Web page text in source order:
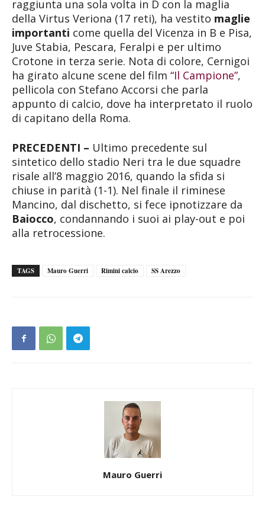
raggiunta una sola volta in D con la maglia
della Virtus Veriona (17 reti), ha vestito maglie
importanti come quella del Vicenza in B e Pisa,
Juve Stabia, Pescara, Feralpi e per ultimo
Crotone in terza serie. Nota di colore, Cernigoi
ha girato alcune scene del film “Il Campione”,
pellicola con Stefano Accorsi che parla
appunto di calcio, dove ha interpretato il ruolo
di capitano della Roma.
PRECEDENTI – Ultimo precedente sul
sintetico dello stadio Neri tra le due squadre
risale all’8 maggio 2016, quando la sfida si
chiuse in parità (1-1). Nel finale il riminese
Mancino, dal dischetto, si fece ipnotizzare da
Baiocco, condannando i suoi ai play-out e poi
alla retrocessione.
TAGS Mauro Guerri Rimini calcio SS Arezzo
Mauro Guerri